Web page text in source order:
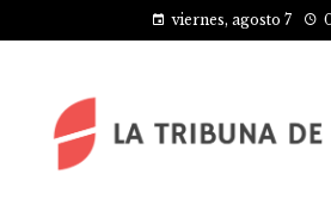
viernes, agosto 7